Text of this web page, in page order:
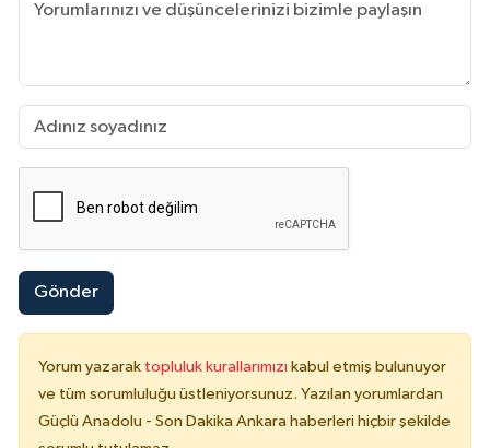
Gönder
Yorum yazarak topluluk kurallarımızı kabul etmiş bulunuyor
ve tüm sorumluluğu üstleniyorsunuz. Yazılan yorumlardan
Güçlü Anadolu - Son Dakika Ankara haberleri hiçbir şekilde